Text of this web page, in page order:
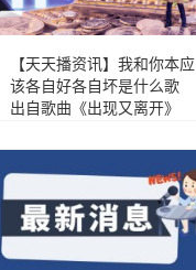
【天天播资讯】我和你本应
该各自好各自坏是什么歌
出自歌曲《出现又离开》